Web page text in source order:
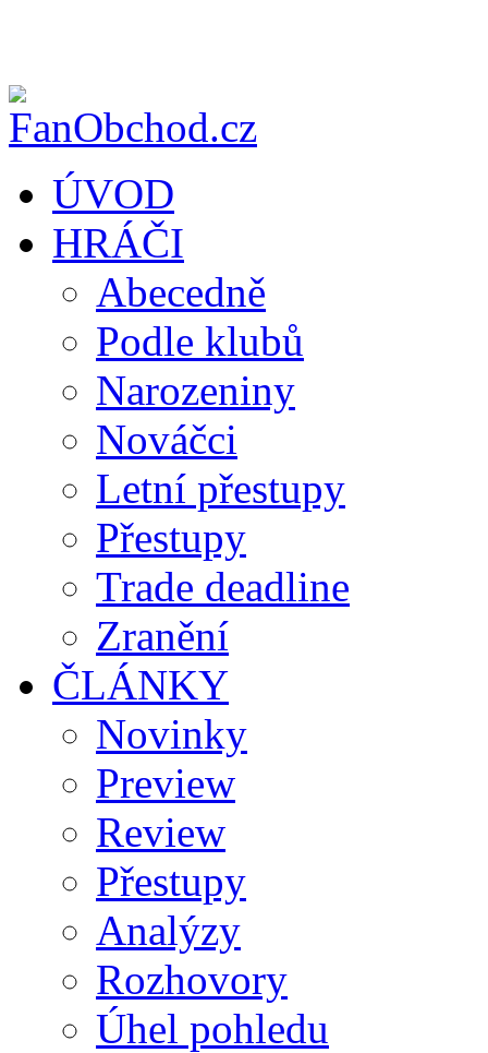
ÚVOD
HRÁČI
Abecedně
Podle klubů
Narozeniny
Nováčci
Letní přestupy
Přestupy
Trade deadline
Zranění
ČLÁNKY
Novinky
Preview
Review
Přestupy
Analýzy
Rozhovory
Úhel pohledu